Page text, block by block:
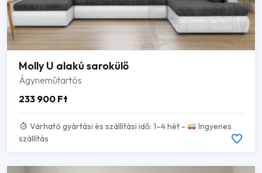
Molly U alakú sarokülő
Ágyneműtartós
233 900 Ft
Várható gyártási és szállítási idő: 1–4 hét -
Ingyenes
szállítás